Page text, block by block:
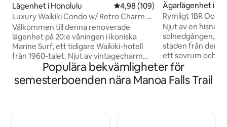
Lägenhet i Honolulu 4,98 av 5 i genomsnittligt
4,98 (109)
Luxury Waikiki Condo w/ Retro Charm &
FREE Parking
Välkommen till denna renoverade
lägenhet på 20:e våningen i ikoniska
Marine Surf, ett tidigare Waikiki-hotell
från 1960-talet. Njut av vintagecharm
med modern lyx, inklusive en delvis
havsutsikt, GRATIS underjordisk
parkering, ultrasnabbt 1 gigabit internet,
Ägarlägenhet i
Rymligt 1BR
parkering
Njut av en
solnedgången,
staden från
ett sovrum och
Koppla av
parkering (ett
snabbt Wi-Fi och
Populära bekvämligheter för
semesterboenden nära Manoa Falls Trail